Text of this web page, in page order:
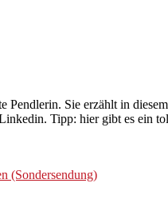
Sie erzählt in
Tipp: hier gibt es ein
(Sondersendung)